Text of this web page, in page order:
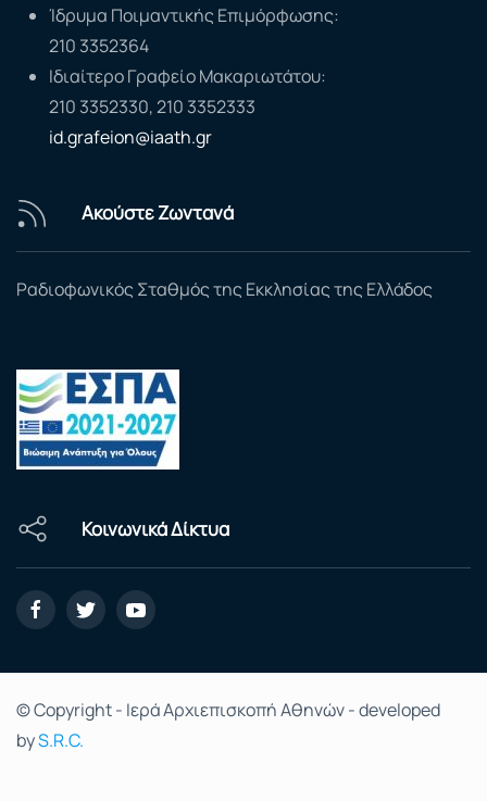
Ίδρυμα Ποιμαντικής Επιμόρφωσης:
210 3352364
Ιδιαίτερο Γραφείο Μακαριωτάτου:
210 3352330, 210 3352333
id.grafeion@iaath.gr
Ακούστε Ζωντανά
Ραδιοφωνικός Σταθμός της Εκκλησίας της Ελλάδος
Κοινωνικά Δίκτυα
© Copyright - Ιερά Αρχιεπισκοπή Αθηνών - developed
byS.R.C.